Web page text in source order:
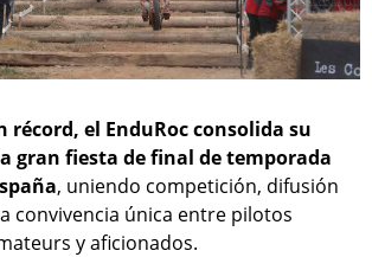
récord, el EnduRoc consolida su
gran fiesta de final de temporada
, uniendo competición, difusión
convivencia única entre pilotos
y aficionados.